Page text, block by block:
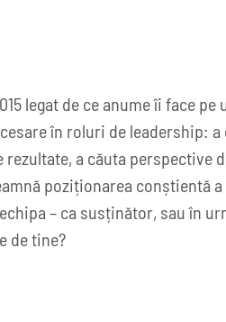
legat de ce anume îi face
în roluri de leadership:
a căuta perspective
poziționarea conștientă
– ca susținător, sau în
de tine?